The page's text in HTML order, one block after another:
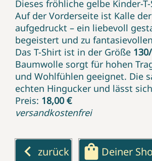
Dieses fröhliche gelbe Kinder-
Auf der Vorderseite ist Kalle
aufgedruckt – ein liebevoll
begeistert und zu
Das T-Shirt ist in der Größe
Baumwolle sorgt für hohen
und Wohlfühlen geeignet. Die
echten Hingucker und lässt
Preis: 18,00 €
versandkostenfrei
keyboard_arrow_left zurück shopping_bag Deiner